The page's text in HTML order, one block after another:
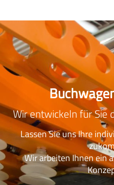
Wir entwickeln für Sie
Lassen Sie uns Ihre
Wir arbeiten Ihnen ein